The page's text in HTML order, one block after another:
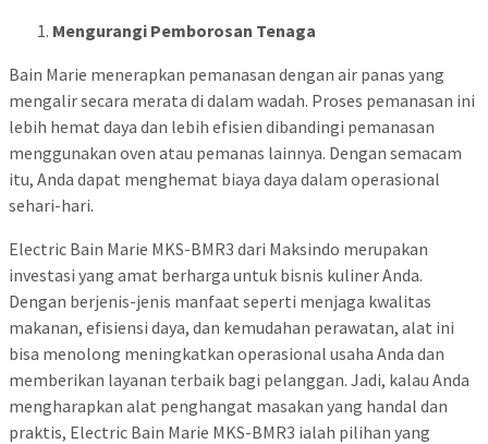
Mengurangi Pemborosan Tenaga
Bain Marie menerapkan pemanasan dengan air panas yang
mengalir secara merata di dalam wadah. Proses pemanasan ini
lebih hemat daya dan lebih efisien dibandingi pemanasan
menggunakan oven atau pemanas lainnya. Dengan semacam
itu, Anda dapat menghemat biaya daya dalam operasional
sehari-hari.
Electric Bain Marie MKS-BMR3 dari Maksindo merupakan
investasi yang amat berharga untuk bisnis kuliner Anda.
Dengan berjenis-jenis manfaat seperti menjaga kwalitas
makanan, efisiensi daya, dan kemudahan perawatan, alat ini
bisa menolong meningkatkan operasional usaha Anda dan
memberikan layanan terbaik bagi pelanggan. Jadi, kalau Anda
mengharapkan alat penghangat masakan yang handal dan
praktis, Electric Bain Marie MKS-BMR3 ialah pilihan yang